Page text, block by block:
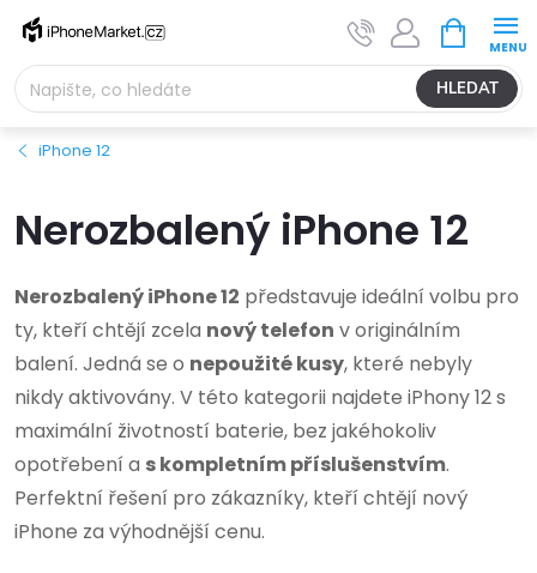
Přejít
obsah
HLEDAT
NÁKUPNÍ
KOŠÍK
iPhone 12
Nerozbalený iPhone 12
Nerozbalený iPhone 12 představuje ideální volbu pro
ty, kteří chtějí zcela nový telefon v originálním
balení. Jedná se o nepoužité kusy, které nebyly
nikdy aktivovány. V této kategorii najdete iPhony 12 s
maximální životností baterie, bez jakéhokoliv
opotřebení a s kompletním příslušenstvím.
Perfektní řešení pro zákazníky, kteří chtějí nový
iPhone za výhodnější cenu.